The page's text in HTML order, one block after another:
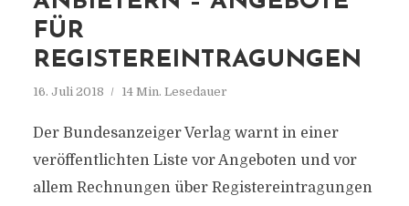
FÜR
REGISTEREINTRAGUNGEN
16. Juli 2018 14 Min. Lesedauer
Der Bundesanzeiger Verlag warnt in einer
veröffentlichten Liste vor Angeboten und vor
allem Rechnungen über Registereintragungen